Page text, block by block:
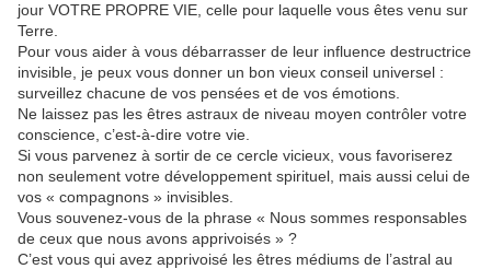
jour VOTRE PROPRE VIE, celle pour laquelle vous êtes venu sur
Terre.
Pour vous aider à vous débarrasser de leur influence destructrice
invisible, je peux vous donner un bon vieux conseil universel :
surveillez chacune de vos pensées et de vos émotions.
Ne laissez pas les êtres astraux de niveau moyen contrôler votre
conscience, c’est-à-dire votre vie.
Si vous parvenez à sortir de ce cercle vicieux, vous favoriserez
non seulement votre développement spirituel, mais aussi celui de
vos « compagnons » invisibles.
Vous souvenez-vous de la phrase « Nous sommes responsables
de ceux que nous avons apprivoisés » ?
C’est vous qui avez apprivoisé les êtres médiums de l’astral au